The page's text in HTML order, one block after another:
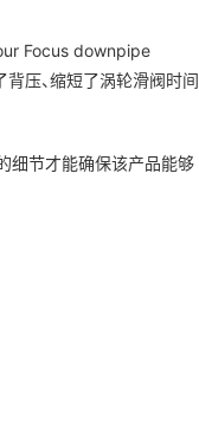
Focus downpipe
压、缩短了涡轮滑阀时间
细节才能确保该产品能够